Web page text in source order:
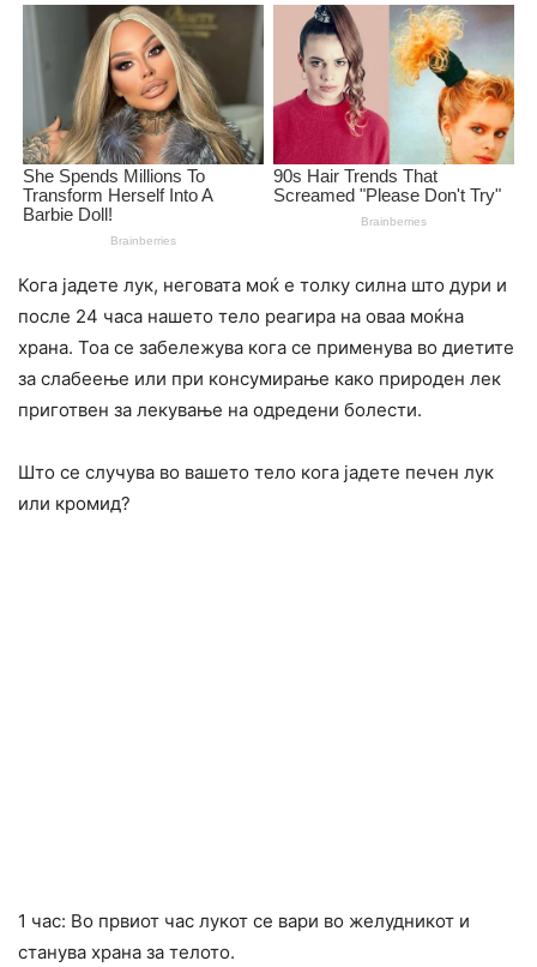
Кога јадете лук, неговата моќ е толку силна што дури и
после 24 часа нашето тело реагира на оваа моќна
храна. Тоа се забележува кога се применува во диетите
за слабеење или при консумирање како природен лек
приготвен за лекување на одредени болести.
Што се случува во вашето тело кога јадете печен лук
или кромид?
1 час: Во првиот час лукот се вари во желудникот и
станува храна за телото.